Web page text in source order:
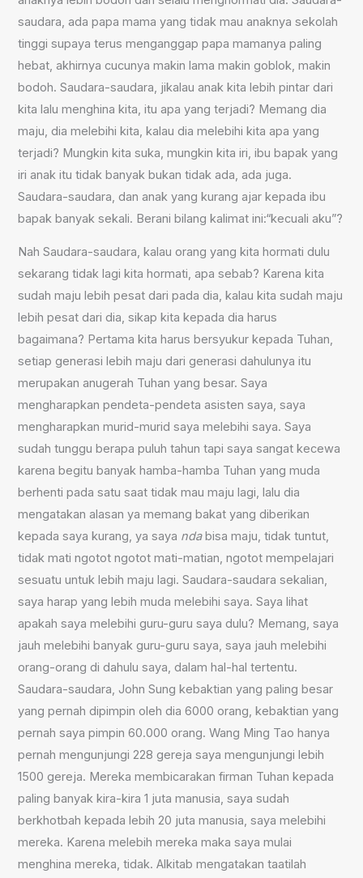
saudara, ada papa mama yang tidak mau anaknya sekolah
tinggi supaya terus menganggap papa mamanya paling
hebat, akhirnya cucunya makin lama makin goblok, makin
bodoh. Saudara-saudara, jikalau anak kita lebih pintar dari
kita lalu menghina kita, itu apa yang terjadi? Memang dia
maju, dia melebihi kita, kalau dia melebihi kita apa yang
terjadi? Mungkin kita suka, mungkin kita iri, ibu bapak yang
iri anak itu tidak banyak bukan tidak ada, ada juga.
Saudara-saudara, dan anak yang kurang ajar kepada ibu
bapak banyak sekali. Berani bilang kalimat ini:“kecuali aku”?
Nah Saudara-saudara, kalau orang yang kita hormati dulu
sekarang tidak lagi kita hormati, apa sebab? Karena kita
sudah maju lebih pesat dari pada dia, kalau kita sudah maju
lebih pesat dari dia, sikap kita kepada dia harus
bagaimana? Pertama kita harus bersyukur kepada Tuhan,
setiap generasi lebih maju dari generasi dahulunya itu
merupakan anugerah Tuhan yang besar. Saya
mengharapkan pendeta-pendeta asisten saya, saya
mengharapkan murid-murid saya melebihi saya. Saya
sudah tunggu berapa puluh tahun tapi saya sangat kecewa
karena begitu banyak hamba-hamba Tuhan yang muda
berhenti pada satu saat tidak mau maju lagi, lalu dia
mengatakan alasan ya memang bakat yang diberikan
kepada saya kurang, ya saya ndabisa maju, tidak tuntut,
tidak mati ngotot ngotot mati-matian, ngotot mempelajari
sesuatu untuk lebih maju lagi. Saudara-saudara sekalian,
saya harap yang lebih muda melebihi saya. Saya lihat
apakah saya melebihi guru-guru saya dulu? Memang, saya
jauh melebihi banyak guru-guru saya, saya jauh melebihi
orang-orang di dahulu saya, dalam hal-hal tertentu.
Saudara-saudara, John Sung kebaktian yang paling besar
yang pernah dipimpin oleh dia 6000 orang, kebaktian yang
pernah saya pimpin 60.000 orang. Wang Ming Tao hanya
pernah mengunjungi 228 gereja saya mengunjungi lebih
1500 gereja. Mereka membicarakan firman Tuhan kepada
paling banyak kira-kira 1 juta manusia, saya sudah
berkhotbah kepada lebih 20 juta manusia, saya melebihi
mereka. Karena melebih mereka maka saya mulai
menghina mereka, tidak. Alkitab mengatakan taatilah